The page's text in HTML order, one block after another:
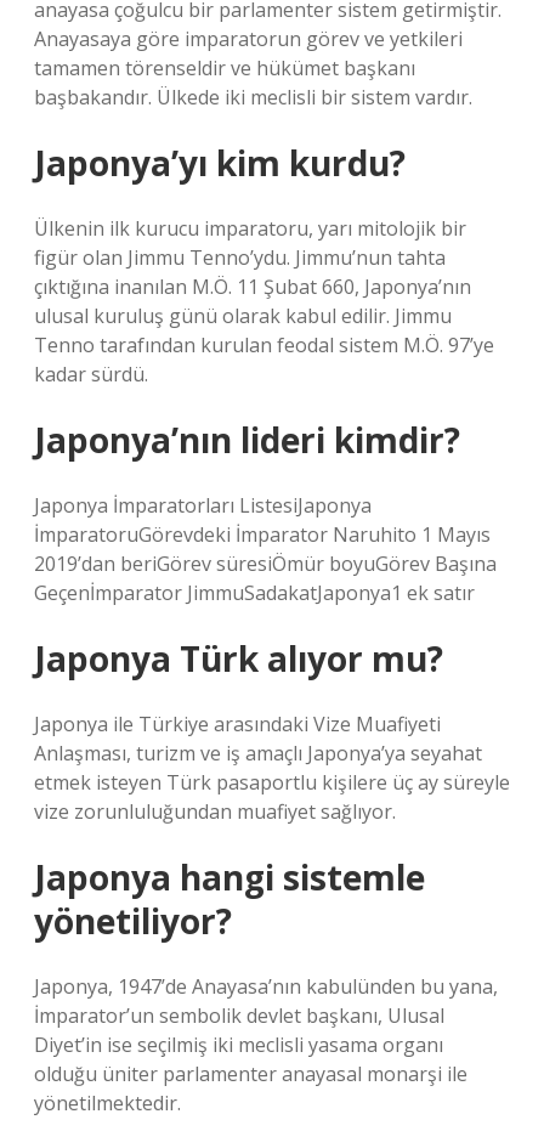
anayasa çoğulcu bir parlamenter sistem getirmiştir.
Anayasaya göre imparatorun görev ve yetkileri
tamamen törenseldir ve hükümet başkanı
başbakandır. Ülkede iki meclisli bir sistem vardır.
Japonya’yı kim kurdu?
Ülkenin ilk kurucu imparatoru, yarı mitolojik bir
figür olan Jimmu Tenno’ydu. Jimmu’nun tahta
çıktığına inanılan M.Ö. 11 Şubat 660, Japonya’nın
ulusal kuruluş günü olarak kabul edilir. Jimmu
Tenno tarafından kurulan feodal sistem M.Ö. 97’ye
kadar sürdü.
Japonya’nın lideri kimdir?
Japonya İmparatorları ListesiJaponya
İmparatoruGörevdeki İmparator Naruhito 1 Mayıs
2019’dan beriGörev süresiÖmür boyuGörev Başına
Geçenİmparator JimmuSadakatJaponya1 ek satır
Japonya Türk alıyor mu?
Japonya ile Türkiye arasındaki Vize Muafiyeti
Anlaşması, turizm ve iş amaçlı Japonya’ya seyahat
etmek isteyen Türk pasaportlu kişilere üç ay süreyle
vize zorunluluğundan muafiyet sağlıyor.
Japonya hangi sistemle
yönetiliyor?
Japonya, 1947’de Anayasa’nın kabulünden bu yana,
İmparator’un sembolik devlet başkanı, Ulusal
Diyet’in ise seçilmiş iki meclisli yasama organı
olduğu üniter parlamenter anayasal monarşi ile
yönetilmektedir.